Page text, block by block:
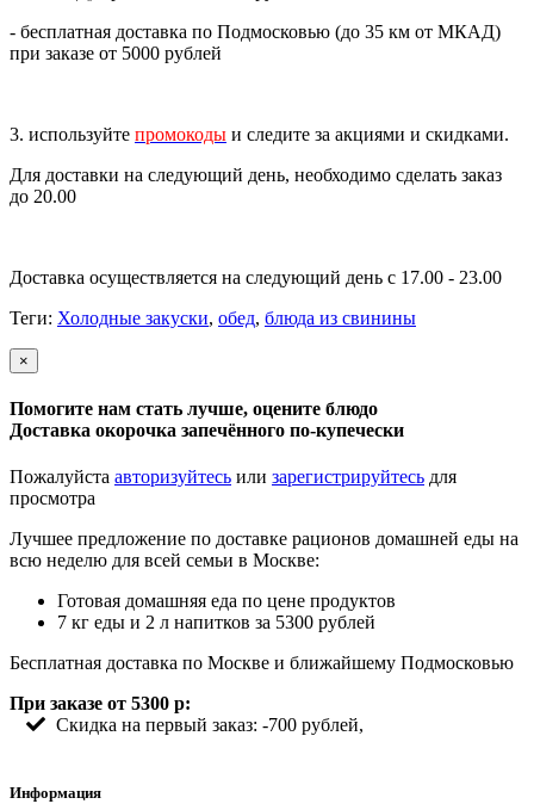
- бесплатная доставка по Подмосковью (до 35 км от МКАД)
при заказе от 5000 рублей
3. используйте промокоды и следите за акциями и скидками.
Для доставки на следующий день, необходимо сделать заказ
до 20.00
Доставка осуществляется на следующий день с 17.00 - 23.00
Теги: Холодные закуски, обед, блюда из свинины
×
Помогите нам стать лучше, оцените блюдо
Доставка окорочка запечённого по-купечески
Пожалуйста авторизуйтесь или зарегистрируйтесь для
просмотра
Лучшее предложение по доставке рационов домашней еды на
всю неделю для всей семьи в Москве:
Готовая домашняя еда по цене продуктов
7 кг еды и 2 л напитков за 5300 рублей
Бесплатная доставка по Москве и ближайшему Подмосковью
При заказе от 5300 р:
Скидка на первый заказ: -700 рублей,
Информация